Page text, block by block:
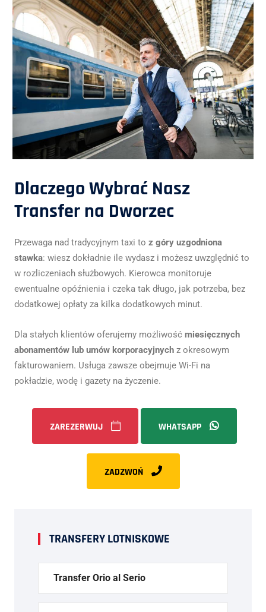
TRANSFERY LOTNISKOWE
Transfer Orio al Serio
Dlaczego Wybrać Nasz
Transfer na Dworzec
Przewaga nad tradycyjnym taxi to z góry uzgodniona
stawka: wiesz dokładnie ile wydasz i możesz uwzględnić to
w rozliczeniach służbowych. Kierowca monitoruje
ewentualne opóźnienia i czeka tak długo, jak potrzeba, bez
dodatkowej opłaty za kilka dodatkowych minut.
Dla stałych klientów oferujemy możliwość miesięcznych
abonamentów lub umów korporacyjnych z okresowym
fakturowaniem. Usługa zawsze obejmuje Wi-Fi na
pokładzie, wodę i gazety na życzenie.
ZAREZERWUJ WHATSAPP
ZADZWOŃ